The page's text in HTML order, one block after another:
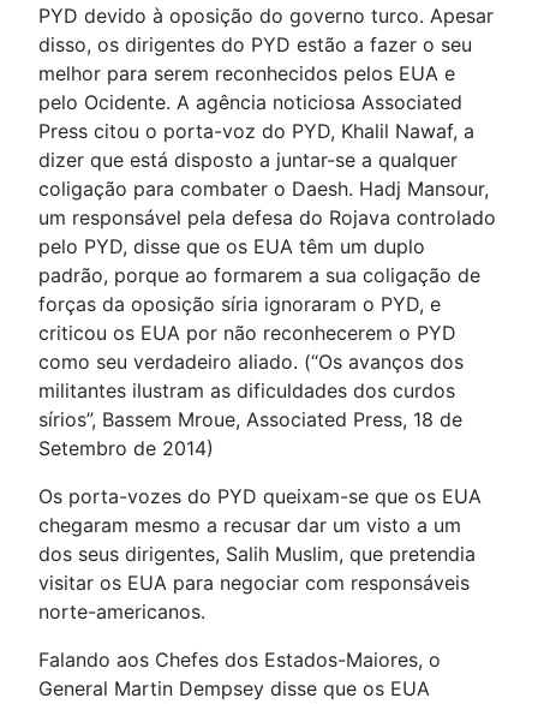
PYD devido à oposição do governo turco. Apesar
disso, os dirigentes do PYD estão a fazer o seu
melhor para serem reconhecidos pelos EUA e
pelo Ocidente. A agência noticiosa Associated
Press citou o porta-voz do PYD, Khalil Nawaf, a
dizer que está disposto a juntar-se a qualquer
coligação para combater o Daesh. Hadj Mansour,
um responsável pela defesa do Rojava controlado
pelo PYD, disse que os EUA têm um duplo
padrão, porque ao formarem a sua coligação de
forças da oposição síria ignoraram o PYD, e
criticou os EUA por não reconhecerem o PYD
como seu verdadeiro aliado. (“Os avanços dos
militantes ilustram as dificuldades dos curdos
sírios”, Bassem Mroue, Associated Press, 18 de
Setembro de 2014)
Os porta-vozes do PYD queixam-se que os EUA
chegaram mesmo a recusar dar um visto a um
dos seus dirigentes, Salih Muslim, que pretendia
visitar os EUA para negociar com responsáveis
norte-americanos.
Falando aos Chefes dos Estados-Maiores, o
General Martin Dempsey disse que os EUA